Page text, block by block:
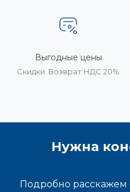
Выгодные цены
Скидки. Возврат НДС 20%
Нужна
Подробно расскажем